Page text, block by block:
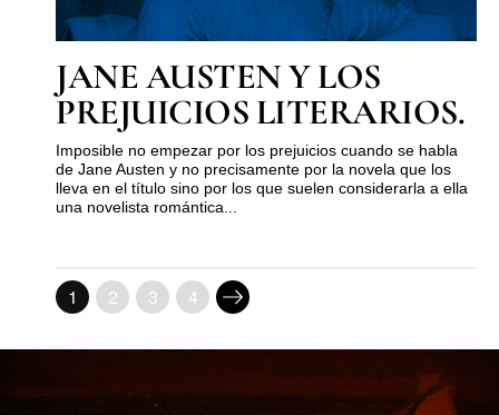
JANE AUSTEN Y LOS
PREJUICIOS LITERARIOS.
Imposible no empezar por los prejuicios cuando se habla
de Jane Austen y no precisamente por la novela que los
lleva en el título sino por los que suelen considerarla a ella
una novelista romántica...
1 2 3 4